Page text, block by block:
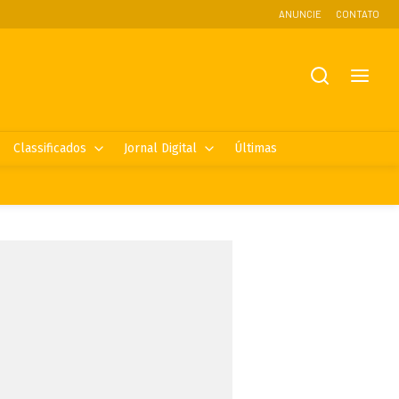
ANUNCIE CONTATO
Classificados Jornal Digital Últimas